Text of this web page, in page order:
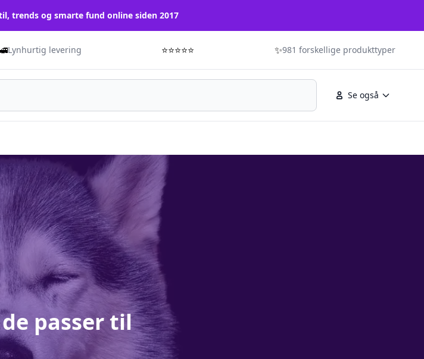
trends og smarte fund online siden 2017
Lynhurtig levering ⭐⭐⭐⭐⭐ ✨981 forskellige produkttyper
Se også
passer til